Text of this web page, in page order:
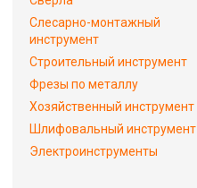
Слесарно-монтажный
инструмент
Строительный инструмент
Фрезы по металлу
Хозяйственный инструмент
Шлифовальный инструмент
Электроинструменты